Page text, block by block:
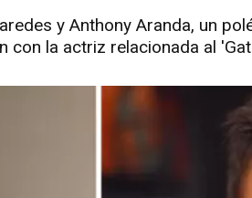
y Anthony Aranda, un
la actriz relacionada al